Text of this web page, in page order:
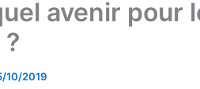
avenir pour
10/2019